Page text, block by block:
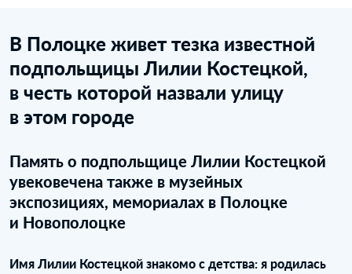
В Полоцке живет тезка известной
подпольщицы Лилии Костецкой,
в честь которой назвали улицу
в этом городе
Память о подпольщице Лилии Костецкой
увековечена также в музейных
экспозициях, мемориалах в Полоцке
и Новополоцке
Имя Лилии Костецкой знакомо с детства: я родилась